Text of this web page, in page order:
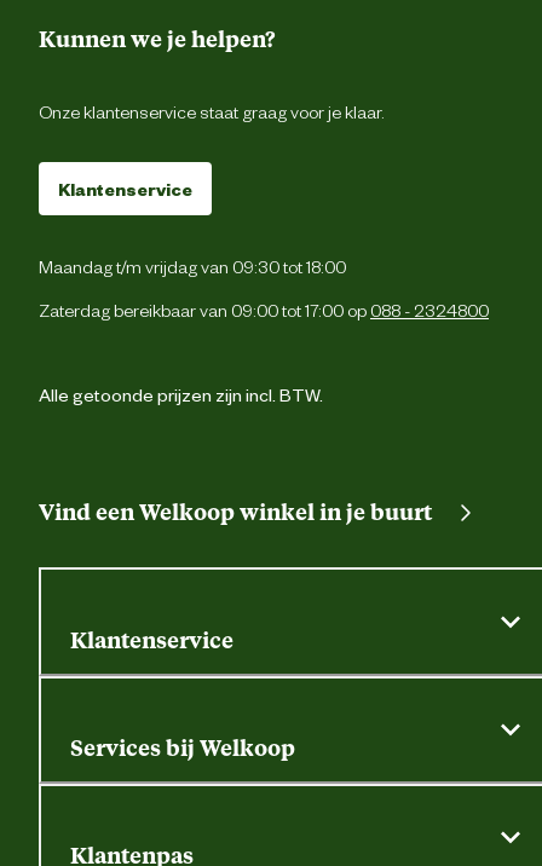
Kunnen we je helpen?
Onze klantenservice staat graag voor je klaar.
Klantenservice
Maandag t/m vrijdag van 09:30 tot 18:00
Zaterdag bereikbaar van 09:00 tot 17:00 op 088 - 2324800
Alle getoonde prijzen zijn incl. BTW.
Vind een Welkoop winkel in je buurt
Klantenservice
Contactformulier
Retouren, service en garantie
Services bij Welkoop
Klantenpas